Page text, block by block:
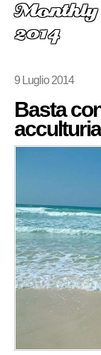
2014
9 Luglio 2014
Basta